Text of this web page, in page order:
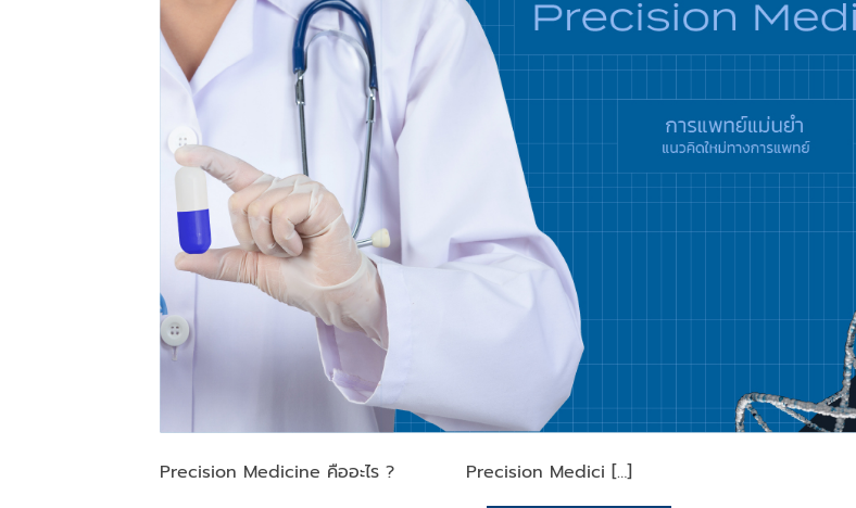
Precision Medicine คืออะไร ? Precision Medici […]